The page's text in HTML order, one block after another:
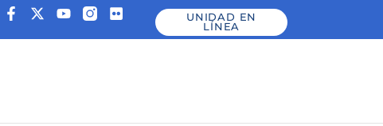
UNIDAD EN
LÍNEA